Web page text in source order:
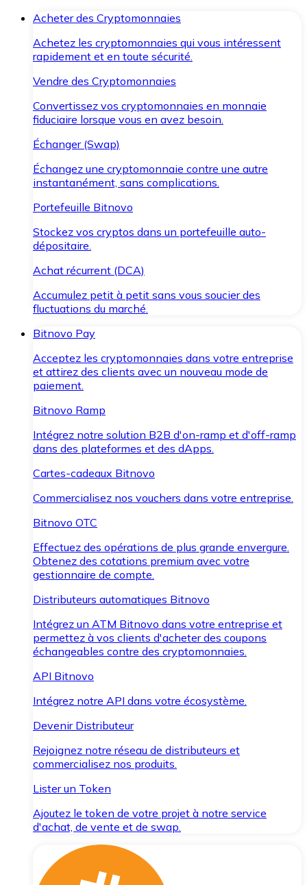
Acheter des Cryptomonnaies
Achetez les cryptomonnaies qui vous intéressent
rapidement et en toute sécurité.
Vendre des Cryptomonnaies
Convertissez vos cryptomonnaies en monnaie
fiduciaire lorsque vous en avez besoin.
Échanger (Swap)
Échangez une cryptomonnaie contre une autre
instantanément, sans complications.
Portefeuille Bitnovo
Stockez vos cryptos dans un portefeuille auto-
dépositaire.
Achat récurrent (DCA)
Accumulez petit à petit sans vous soucier des
fluctuations du marché.
Bitnovo Pay
Acceptez les cryptomonnaies dans votre entreprise
et attirez des clients avec un nouveau mode de
paiement.
Bitnovo Ramp
Intégrez notre solution B2B d'on-ramp et d'off-ramp
dans des plateformes et des dApps.
Cartes-cadeaux Bitnovo
Commercialisez nos vouchers dans votre entreprise.
Bitnovo OTC
Effectuez des opérations de plus grande envergure.
Obtenez des cotations premium avec votre
gestionnaire de compte.
Distributeurs automatiques Bitnovo
Intégrez un ATM Bitnovo dans votre entreprise et
permettez à vos clients d'acheter des coupons
échangeables contre des cryptomonnaies.
API Bitnovo
Intégrez notre API dans votre écosystème.
Devenir Distributeur
Rejoignez notre réseau de distributeurs et
commercialisez nos produits.
Lister un Token
Ajoutez le token de votre projet à notre service
d'achat, de vente et de swap.